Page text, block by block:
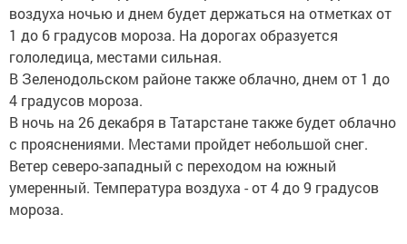
воздуха ночью и днем будет держаться на отметках от
1 до 6 градусов мороза. На дорогах образуется
гололедица, местами сильная.
В Зеленодольском районе также облачно, днем от 1 до
4 градусов мороза.
В ночь на 26 декабря в Татарстане также будет облачно
с прояснениями. Местами пройдет небольшой снег.
Ветер северо-западный с переходом на южный
умеренный. Температура воздуха - от 4 до 9 градусов
мороза.